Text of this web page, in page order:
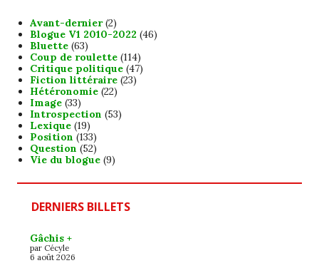
Avant-dernier(2)
Blogue V1 2010-2022 (46)
Bluette(63)
Coup de roulette(114)
Critique politique(47)
Fiction littéraire(23)
Hétéronomie(22)
Image(33)
Introspection (53)
Lexique(19)
Position (133)
Question (52)
Vie du blogue(9)
DERNIERS BILLETS
Gâchis +
par Cécyle
6 août 2026